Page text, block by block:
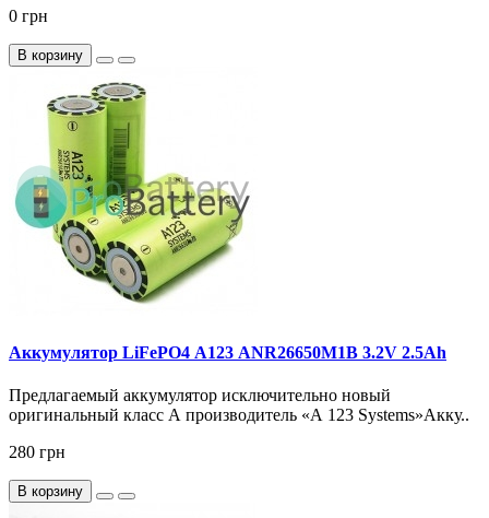
0 грн
В корзину
Аккумулятор LiFePO4 А123 ANR26650M1B 3.2V 2.5Ah
Предлагаемый аккумулятор исключительно новый
оригинальный класс А производитель «А 123 Systems»Акку..
280 грн
В корзину